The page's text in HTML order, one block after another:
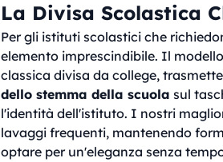
La Divisa Scolastica
Per gli istituti scolastici che
elemento imprescindibile. Il
classica divisa da college,
dello stemma della scuola sul
l'identità dell'istituto. I nostri
lavaggi frequenti, mantenendo
optare per un'eleganza senza